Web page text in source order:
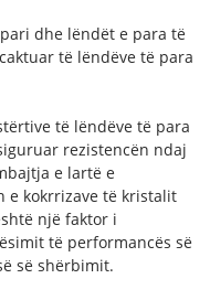
dhe lëndët e para të
të lëndëve të para
të lëndëve të para
rezistencën ndaj
e lartë e
e kokrrizave të kristalit
një faktor i
të performancës së
së shërbimit.